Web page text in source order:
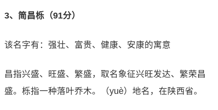
3、简昌栎（91分）
该名字有：强壮、富贵、健康、安康的寓意
昌指兴盛、旺盛、繁盛，取名象征兴旺发达、繁荣昌
盛。栎指一种落叶乔木。（yuè）地名，在陕西省。